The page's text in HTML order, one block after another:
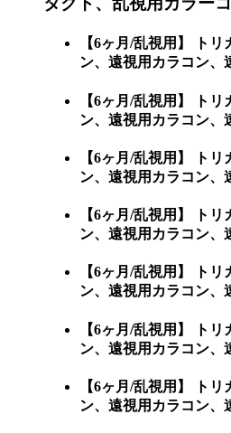
【6ヶ月/乱視用】 ト
ン、遠視用カラコン、
【6ヶ月/乱視用】 ト
ン、遠視用カラコン、
【6ヶ月/乱視用】 ト
ン、遠視用カラコン、
【6ヶ月/乱視用】 ト
ン、遠視用カラコン
【6ヶ月/乱視用】 ト
ン、遠視用カラコン
【6ヶ月/乱視用】 ト
ン、遠視用カラコン
【6ヶ月/乱視用】 ト
ン、遠視用カラコン、